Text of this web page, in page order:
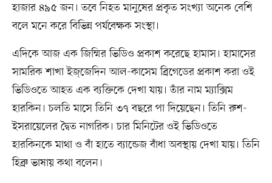
হাজার ৪৯৫ জন। তবে নিহত মানুষের প্রকৃত সংখ্যা অনেক বেশি
বলে মনে করে বিভিন্ন পর্যবেক্ষক সংস্থা।
এদিকে আজ এক জিম্মির ভিডিও প্রকাশ করেছে হামাস। হামাসের
সামরিক শাখা ইজ্‌জেদিন আল-কাসেম ব্রিগেডের প্রকাশ করা ওই
ভিডিওতে আহত এক ব্যক্তিকে দেখা যায়। তাঁর নাম ম্যাক্সিম
হারকিন। চলতি মাসে তিনি ৩৭ বছরে পা দিয়েছেন। তিনি রুশ-
ইসরায়েলের দ্বৈত নাগরিক। চার মিনিটের ওই ভিডিওতে
হারকিনকে মাথা ও বাঁ হাতে ব্যান্ডেজ বাঁধা অবস্থায় দেখা যায়। তিনি
হিব্রু ভাষায় কথা বলেন।